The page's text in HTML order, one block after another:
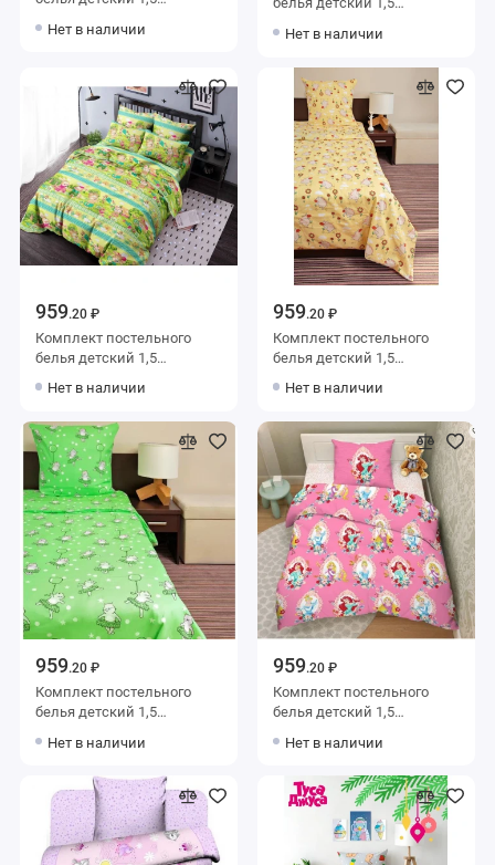
наволочкой 70х70
Нет в наличии
наволочкой 70х70
Нет в наличии
959.20 ₽
Комплект постельного
белья детский 1,5
наволочкой 70х70
Нет в наличии
959.20 ₽
Комплект постельного
белья детский 1,5
наволочкой 70х70
Нет в наличии
959.20 ₽
Комплект постельного
белья детский 1,5
наволочкой 70х70
Нет в наличии
959.20 ₽
Комплект постельного
белья детский 1,5
наволочкой 70х70 Рисунок
Нет в наличии